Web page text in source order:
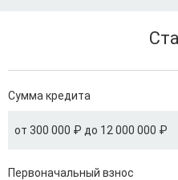
Сумма кредита
от 300 000 ₽ до 12 000 000 ₽
Первоначальный взнос